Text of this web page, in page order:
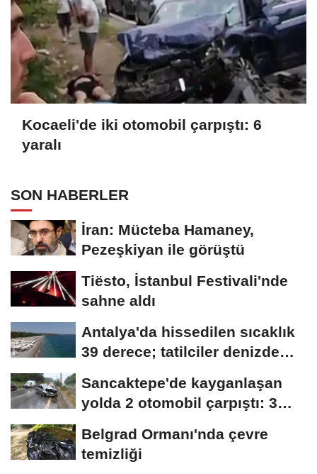
Kocaeli'de iki otomobil çarpıştı: 6
yaralı
SON HABERLER
İran: Mücteba Hamaney,
Pezeşkiyan ile görüştü
Tiësto, İstanbul Festivali'nde
sahne aldı
Antalya'da hissedilen sıcaklık
39 derece; tatilciler denizde
Sancaktepe'de kayganlaşan
yolda 2 otomobil çarpıştı: 3
Belgrad Ormanı'nda çevre
temizliği